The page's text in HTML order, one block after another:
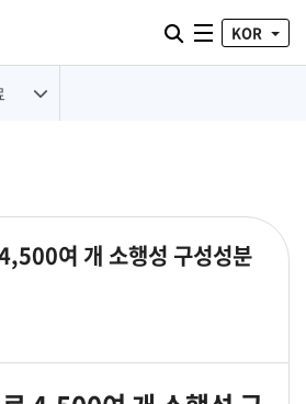
통합검색 열기
전체메뉴
KOR
여 개 소행성 구성성분